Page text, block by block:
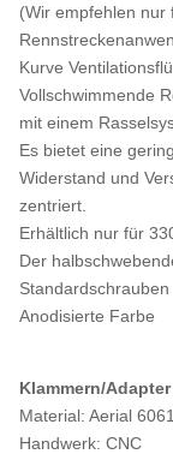
(Wir empfehlen nur
Kurve
Vollschwimmende
mit einem
Es bietet eine
Widerstand und
zentriert.
Erhältlich nur für
Der
Anodisierte Farbe
Klammern/Adapter
Material: Aerial
Handwerk: CNC